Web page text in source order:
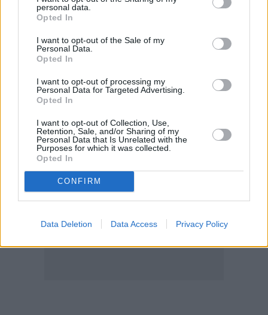
personal data.
Opted In
I want to opt-out of the Sale of my
Personal Data.
Opted In
I want to opt-out of processing my
Personal Data for Targeted Advertising.
Opted In
I want to opt-out of Collection, Use,
Retention, Sale, and/or Sharing of my
Personal Data that Is Unrelated with the
Purposes for which it was collected.
Opted In
CONFIRM
Data Deletion Data Access Privacy Policy